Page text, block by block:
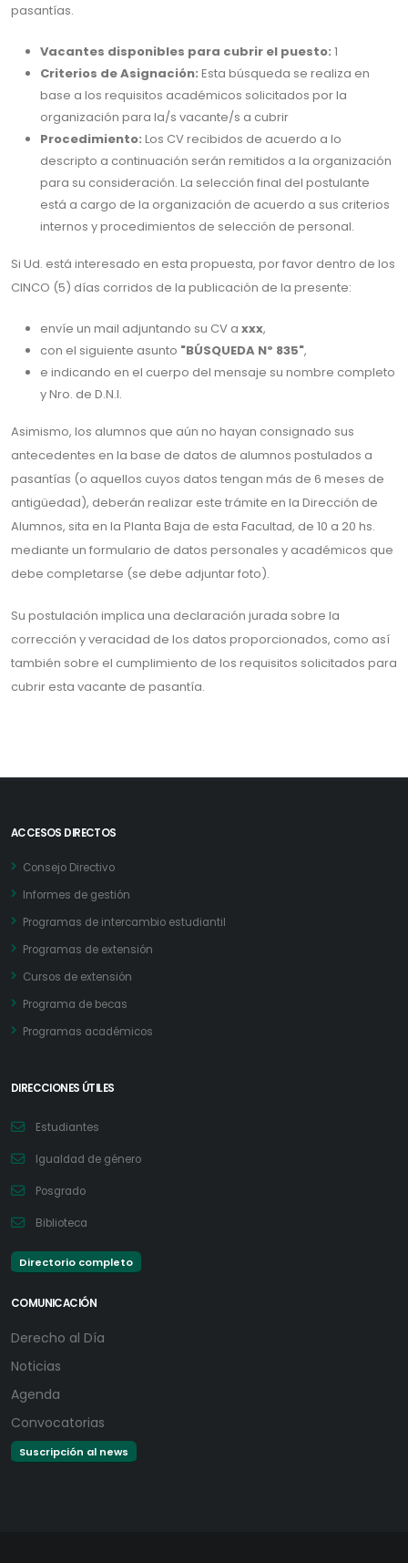
pasantías.
Vacantes disponibles para cubrir el puesto: 1
Criterios de Asignación: Esta búsqueda se realiza en
base a los requisitos académicos solicitados por la
organización para la/s vacante/s a cubrir
Procedimiento: Los CV recibidos de acuerdo a lo
descripto a continuación serán remitidos a la organización
para su consideración. La selección final del postulante
está a cargo de la organización de acuerdo a sus criterios
internos y procedimientos de selección de personal.
Si Ud. está interesado en esta propuesta, por favor dentro de los
CINCO (5) días corridos de la publicación de la presente:
envíe un mail adjuntando su CV a xxx,
con el siguiente asunto "BÚSQUEDA Nº 835",
e indicando en el cuerpo del mensaje su nombre completo
y Nro. de D.N.I.
Asimismo, los alumnos que aún no hayan consignado sus
antecedentes en la base de datos de alumnos postulados a
pasantías (o aquellos cuyos datos tengan más de 6 meses de
antigüedad), deberán realizar este trámite en la Dirección de
Alumnos, sita en la Planta Baja de esta Facultad, de 10 a 20 hs.
mediante un formulario de datos personales y académicos que
debe completarse (se debe adjuntar foto).
Su postulación implica una declaración jurada sobre la
corrección y veracidad de los datos proporcionados, como así
también sobre el cumplimiento de los requisitos solicitados para
cubrir esta vacante de pasantía.
ACCESOS DIRECTOS
Consejo Directivo
Informes de gestión
Programas de intercambio estudiantil
Programas de extensión
Cursos de extensión
Programa de becas
Programas académicos
DIRECCIONES ÚTILES
Estudiantes
Igualdad de género
Posgrado
Biblioteca
Directorio completo
COMUNICACIÓN
Derecho al Día
Noticias
Agenda
Convocatorias
Suscripción al news